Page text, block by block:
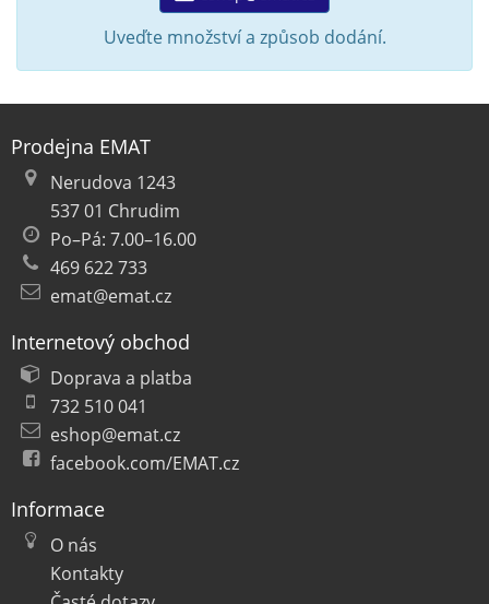
Uveďte množství a způsob dodání.
Prodejna EMAT
Nerudova 1243
537 01 Chrudim
Po–Pá: 7.00–16.00
469 622 733
emat@emat.cz
Internetový obchod
Doprava a platba
732 510 041
eshop@emat.cz
facebook.com/EMAT.cz
Informace
O nás
Kontakty